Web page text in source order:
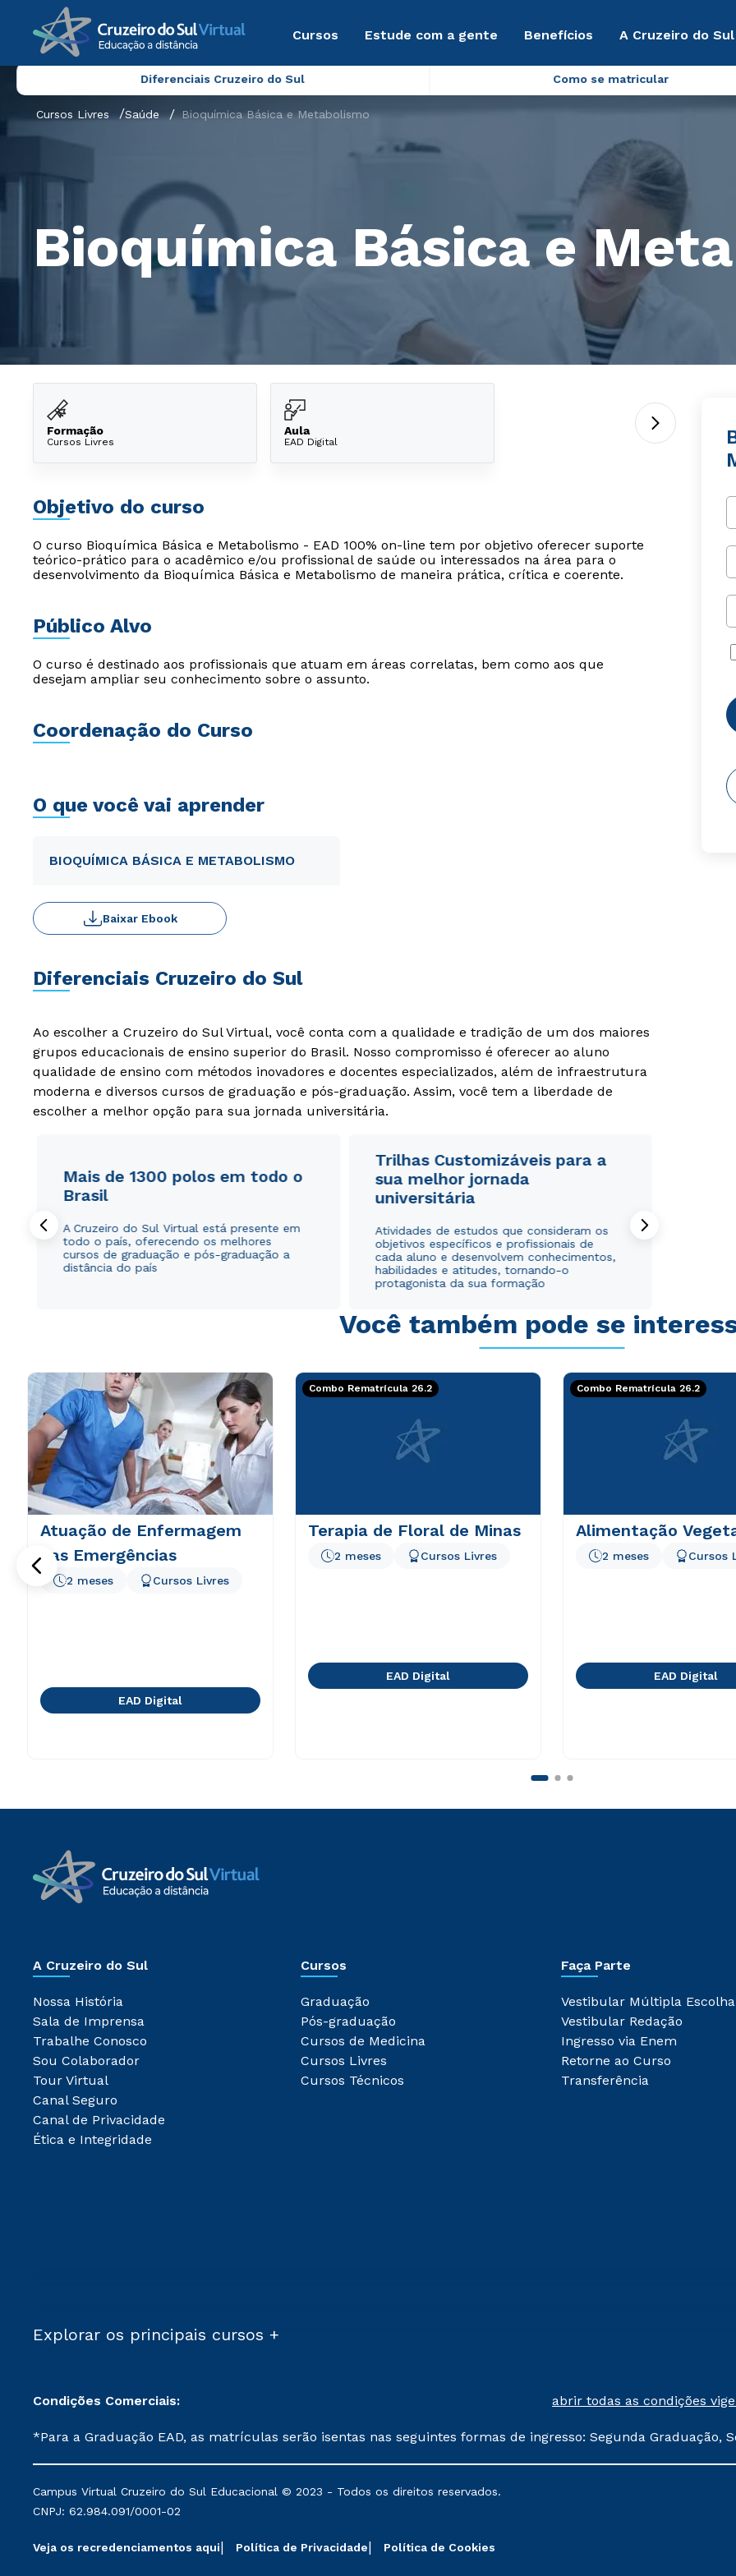
Cursos Estude com a gente Benefícios A Cruzeiro do
Diferenciais Cruzeiro do Sul Como se matricular
Cursos Livres Saúde Bioquímica Básica e Metabolismo
Bioquímica Básica e
Formação
Cursos Livres
Aula
EAD Digital
Objetivo do curso
O curso Bioquímica Básica e Metabolismo - EAD 100% on-line tem por objetivo oferecer suporte
teórico-prático para o acadêmico e/ou profissional de saúde ou interessados na área para o
desenvolvimento da Bioquímica Básica e Metabolismo de maneira prática, crítica e coerente.
Público Alvo
O curso é destinado aos profissionais que atuam em áreas correlatas, bem como aos que
desejam ampliar seu conhecimento sobre o assunto.
Coordenação do Curso
O que você vai aprender
BIOQUÍMICA BÁSICA E METABOLISMO
Baixar Ebook
Diferenciais Cruzeiro do Sul
Ao escolher a Cruzeiro do Sul Virtual, você conta com a qualidade e tradição de um dos maiores
grupos educacionais de ensino superior do Brasil. Nosso compromisso é oferecer ao aluno
qualidade de ensino com métodos inovadores e docentes especializados, além de infraestrutura
moderna e diversos cursos de graduação e pós-graduação. Assim, você tem a liberdade de
escolher a melhor opção para sua jornada universitária.
Mais de 1300 polos em todo o
Brasil
A Cruzeiro do Sul Virtual está presente em
todo o país, oferecendo os melhores
cursos de graduação e pós-graduação a
distância do país
Trilhas Customizáveis para a
sua melhor jornada
universitária
Atividades de estudos que consideram os
objetivos específicos e profissionais de
cada aluno e desenvolvem conhecimentos,
habilidades e atitudes, tornando-o
protagonista da sua formação
Você também pode se
Atuação de Enfermagem
nas Emergências
2 meses Cursos Livres
EAD Digital
Combo Rematrícula 26.2
Terapia de Floral de Minas
2 meses Cursos Livres
EAD Digital
Combo Rematrícula 26.2
Alimentação
2 meses Cursos
EAD Digital
A Cruzeiro do Sul
Nossa História
Sala de Imprensa
Trabalhe Conosco
Sou Colaborador
Tour Virtual
Canal Seguro
Canal de Privacidade
Ética e Integridade
Cursos
Graduação
Pós-graduação
Cursos de Medicina
Cursos Livres
Cursos Técnicos
Faça Parte
Vestibular Múltipla Escolha
Vestibular Redação
Ingresso via Enem
Retorne ao Curso
Transferência
Explorar os principais cursos +
Condições Comerciais: abrir todas as condições
*Para a Graduação EAD, as matrículas serão isentas nas seguintes formas de ingresso: Segunda Graduação,
mantidos conforme negociação. Descontos institucionais poderão sofrer alterações nos períodos de
serviços.
Campus Virtual Cruzeiro do Sul Educacional © 2023 - Todos os direitos reservados.
CNPJ: 62.984.091/0001-02
Veja os recredenciamentos aqui Política de Privacidade Política de Cookies
WhatsApp
ou
Estou de acordo com aPolítica de Privacidade.e
autorizo que meus dados sejam utilizados para o
WhatsApp
ou
Estou de acordo com aPolítica de Privacidade.e
autorizo que meus dados sejam utilizados para o